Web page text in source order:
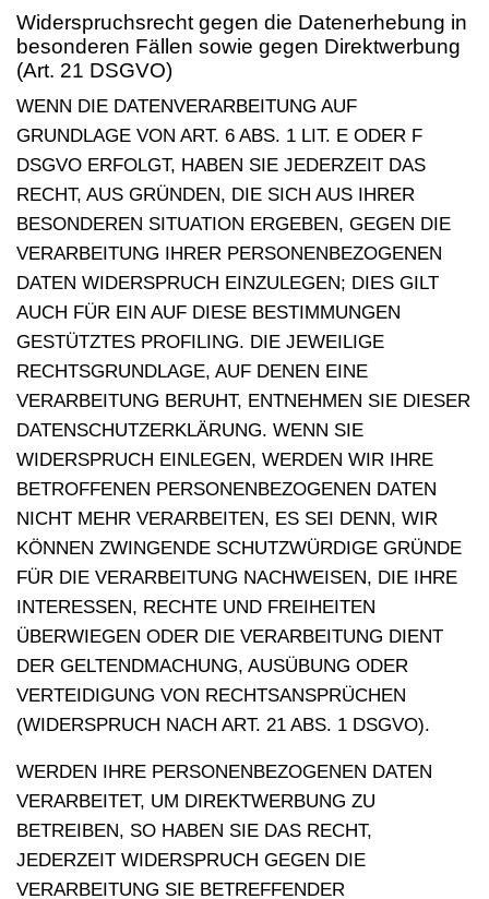
Widerspruchsrecht gegen die Datenerhebung in
besonderen Fällen sowie gegen Direktwerbung
(Art. 21 DSGVO)
WENN DIE DATENVERARBEITUNG AUF
GRUNDLAGE VON ART. 6 ABS. 1 LIT. E ODER F
DSGVO ERFOLGT, HABEN SIE JEDERZEIT DAS
RECHT, AUS GRÜNDEN, DIE SICH AUS IHRER
BESONDEREN SITUATION ERGEBEN, GEGEN DIE
VERARBEITUNG IHRER PERSONENBEZOGENEN
DATEN WIDERSPRUCH EINZULEGEN; DIES GILT
AUCH FÜR EIN AUF DIESE BESTIMMUNGEN
GESTÜTZTES PROFILING. DIE JEWEILIGE
RECHTSGRUNDLAGE, AUF DENEN EINE
VERARBEITUNG BERUHT, ENTNEHMEN SIE DIESER
DATENSCHUTZERKLÄRUNG. WENN SIE
WIDERSPRUCH EINLEGEN, WERDEN WIR IHRE
BETROFFENEN PERSONENBEZOGENEN DATEN
NICHT MEHR VERARBEITEN, ES SEI DENN, WIR
KÖNNEN ZWINGENDE SCHUTZWÜRDIGE GRÜNDE
FÜR DIE VERARBEITUNG NACHWEISEN, DIE IHRE
INTERESSEN, RECHTE UND FREIHEITEN
ÜBERWIEGEN ODER DIE VERARBEITUNG DIENT
DER GELTENDMACHUNG, AUSÜBUNG ODER
VERTEIDIGUNG VON RECHTSANSPRÜCHEN
(WIDERSPRUCH NACH ART. 21 ABS. 1 DSGVO).
WERDEN IHRE PERSONENBEZOGENEN DATEN
VERARBEITET, UM DIREKTWERBUNG ZU
BETREIBEN, SO HABEN SIE DAS RECHT,
JEDERZEIT WIDERSPRUCH GEGEN DIE
VERARBEITUNG SIE BETREFFENDER